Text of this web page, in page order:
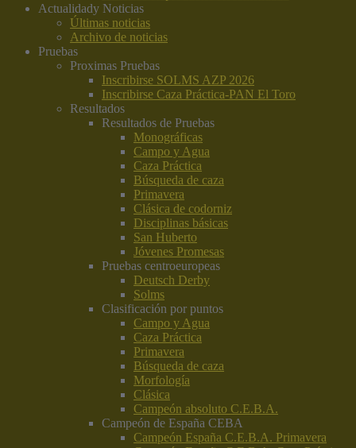
Actualidady Noticias
Últimas noticias
Archivo de noticias
Pruebas
Proximas Pruebas
Inscribirse SOLMS AZP 2026
Inscribirse Caza Práctica-PAN El Toro
Resultados
Resultados de Pruebas
Monográficas
Campo y Agua
Caza Práctica
Búsqueda de caza
Primavera
Clásica de codorniz
Disciplinas básicas
San Huberto
Jóvenes Promesas
Pruebas centroeuropeas
Deutsch Derby
Solms
Clasificación por puntos
Campo y Agua
Caza Práctica
Primavera
Búsqueda de caza
Morfología
Clásica
Campeón absoluto C.E.B.A.
Campeón de España CEBA
Campeón España C.E.B.A. Primavera